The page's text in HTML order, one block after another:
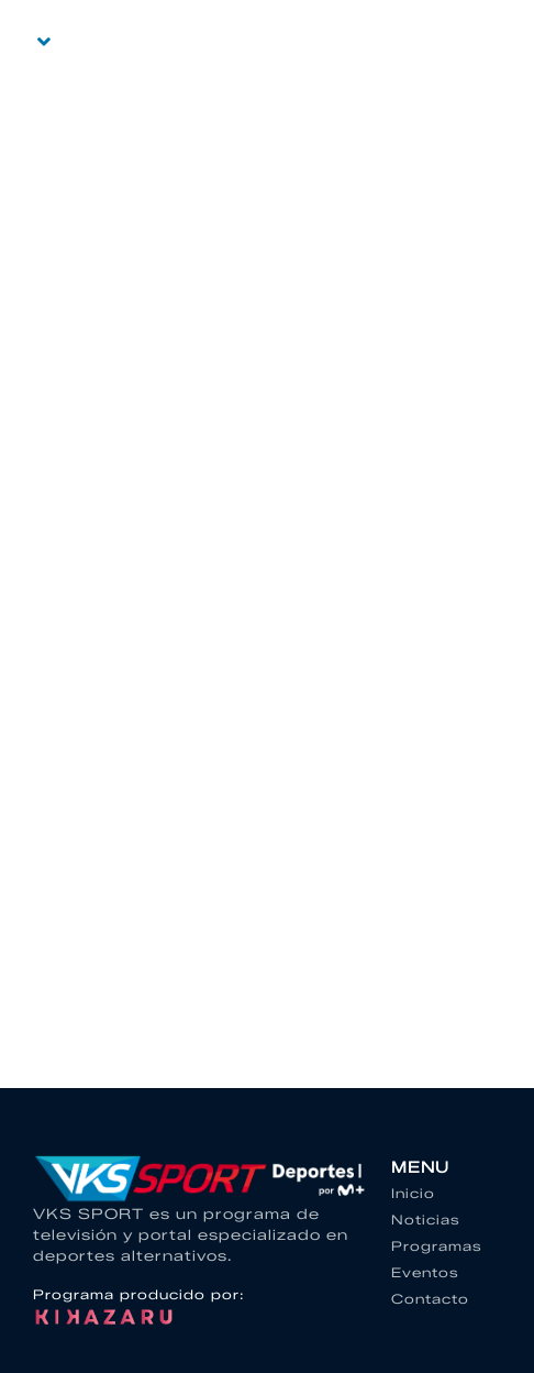
VKS SPORT es un programa de
televisión y portal especializado en
deportes alternativos.
Programa producido por:
MENU
Inicio
Noticias
Programas
Eventos
Contacto